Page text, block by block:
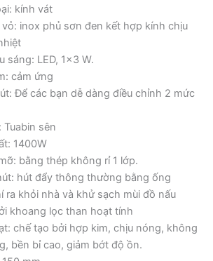
kính vát
vỏ: inox phủ sơn đen kết hợp kính chịu
sáng: LED, 1×3 W.
cảm ứng
Để các bạn dễ dàng điều chỉnh 2 mức
sên
1400W
bằng thép không rỉ 1 lớp.
hút đẩy thông thường bằng ống
ra khỏi nhà và khử sạch mùi đồ nấu
khoang lọc than hoạt tính
chế tạo bởi hợp kim, chịu nóng, không
bền bỉ cao, giảm bớt độ ồn.